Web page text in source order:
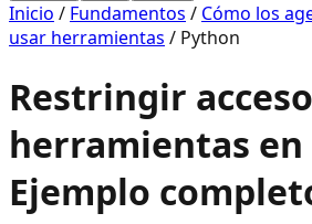
Inicio / Fundamentos / Cómo los
usar herramientas / Python
Restringir
herramientas
Ejemplo